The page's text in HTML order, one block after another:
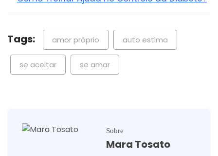
Tags: amor próprio auto estima
se aceitar se amar
Sobre
Mara Tosato